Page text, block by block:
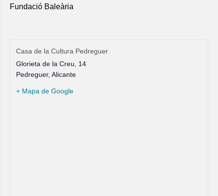
Fundació Baleària
Casa de la Cultura Pedreguer
Glorieta de la Creu, 14
Pedreguer, Alicante
+ Mapa de Google